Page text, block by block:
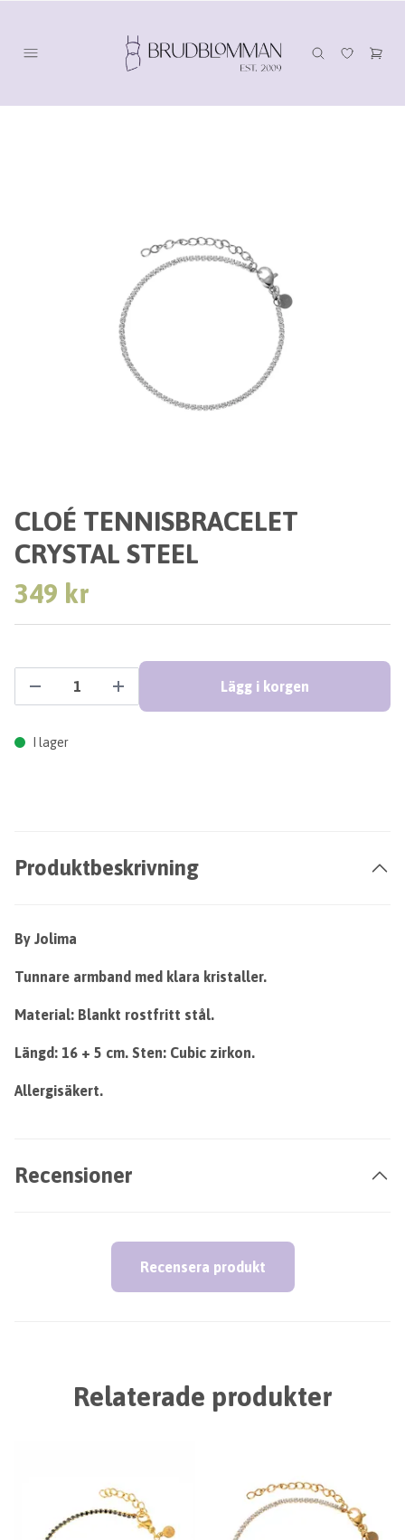
CLOÉ TENNISBRACELET
CRYSTAL STEEL
349 kr
Lägg i korgen
I lager
Produktbeskrivning
By Jolima
Tunnare armband med klara kristaller.
Material: Blankt rostfritt stål.
Längd: 16 + 5 cm. Sten: Cubic zirkon.
Allergisäkert.
Recensioner
Recensera produkt
Relaterade produkter